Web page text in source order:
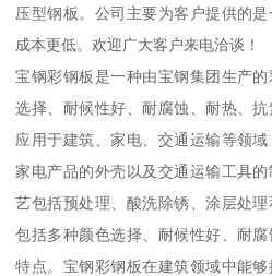
压型钢板。公司主要为客户提供的是
成本更低。欢迎广大客户来电洽谈！
宝钢彩钢板是一种由宝钢集团生产
选择、耐候性好、耐腐蚀、耐热、
应用于建筑、家电、交通运输等领域
家电产品的外壳以及交通运输工具
艺包括预处理、酸洗除锈、涂层处
包括多种颜色选择、耐候性好、耐
特点。宝钢彩钢板在建筑领域中能